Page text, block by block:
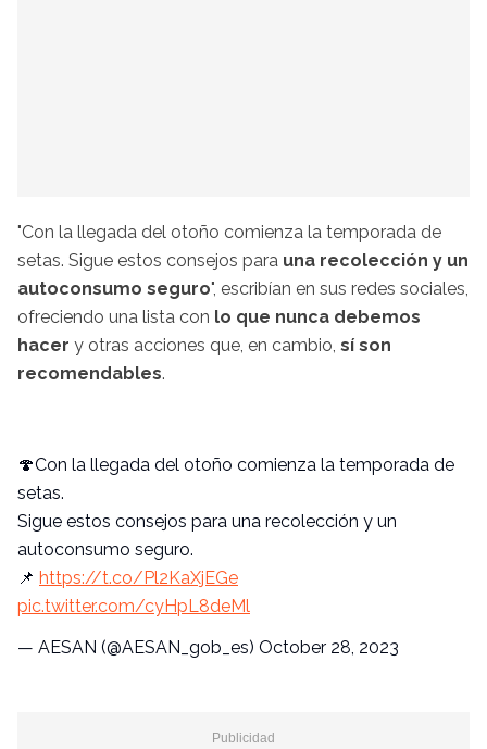
"Con la llegada del otoño comienza la temporada de
setas. Sigue estos consejos para una recolección y un
autoconsumo seguro", escribían en sus redes sociales,
ofreciendo una lista con lo que nunca debemos
hacer y otras acciones que, en cambio, sí son
recomendables.
🍄Con la llegada del otoño comienza la temporada de
setas.
Sigue estos consejos para una recolección y un
autoconsumo seguro.
📌 https://t.co/Pl2KaXjEGe
pic.twitter.com/cyHpL8deMl
— AESAN (@AESAN_gob_es) October 28, 2023